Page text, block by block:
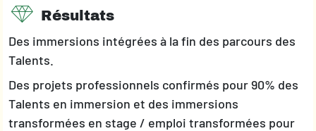
Résultats
Des immersions intégrées à la fin des parcours des
Talents.
Des projets professionnels confirmés pour 90% des
Talents en immersion et des immersions
transformées en stage / emploi transformées pour